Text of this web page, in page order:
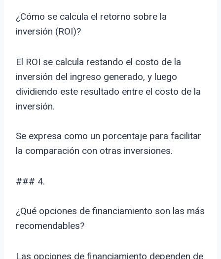
¿Cómo se calcula el retorno sobre la
inversión (ROI)?
El ROI se calcula restando el costo de la
inversión del ingreso generado, y luego
dividiendo este resultado entre el costo de la
inversión.
Se expresa como un porcentaje para facilitar
la comparación con otras inversiones.
### 4.
¿Qué opciones de financiamiento son las más
recomendables?
Las opciones de financiamiento dependen de